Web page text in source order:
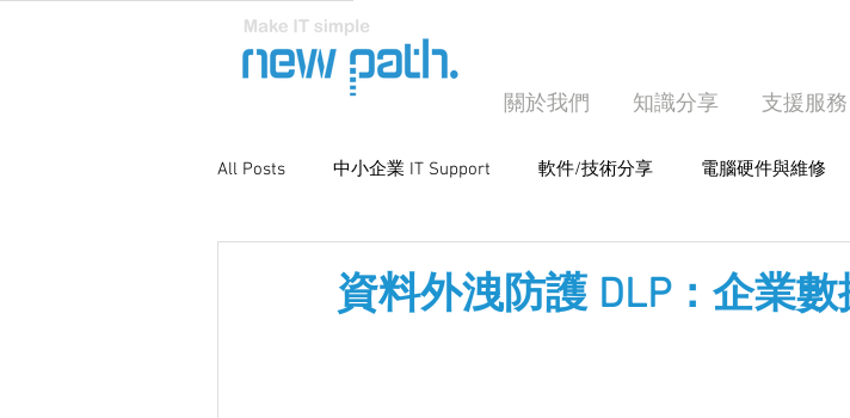
關於我們 知識分享 支援服務
All Posts 中小企業 IT Support 軟件/技術分享 電腦硬件與維修
資料外洩防護 DLP：企業